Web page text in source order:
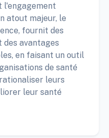
l'engagement
atout majeur, le
fournit des
des avantages
en faisant un outil
de santé
leurs
leur santé